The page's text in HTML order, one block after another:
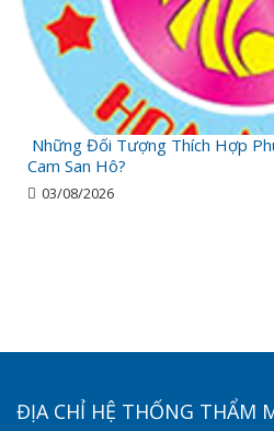
Những Đối Tượng Thích Hợp
Cam San Hô?
03/08/2026
ĐỊA CHỈ HỆ THỐNG THẨM